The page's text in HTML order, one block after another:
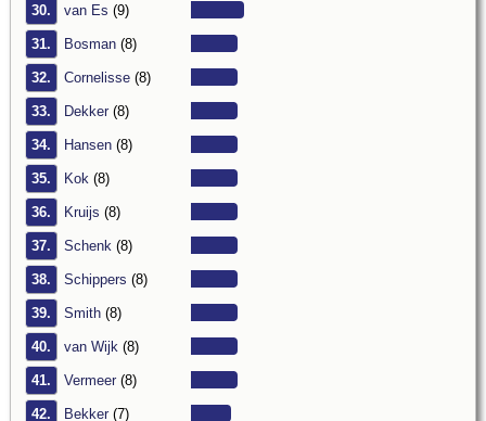
30. van Es (9)
31. Bosman (8)
32. Cornelisse (8)
33. Dekker (8)
34. Hansen (8)
35. Kok (8)
36. Kruijs (8)
37. Schenk (8)
38. Schippers (8)
39. Smith (8)
40. van Wijk (8)
41. Vermeer (8)
42. Bekker (7)